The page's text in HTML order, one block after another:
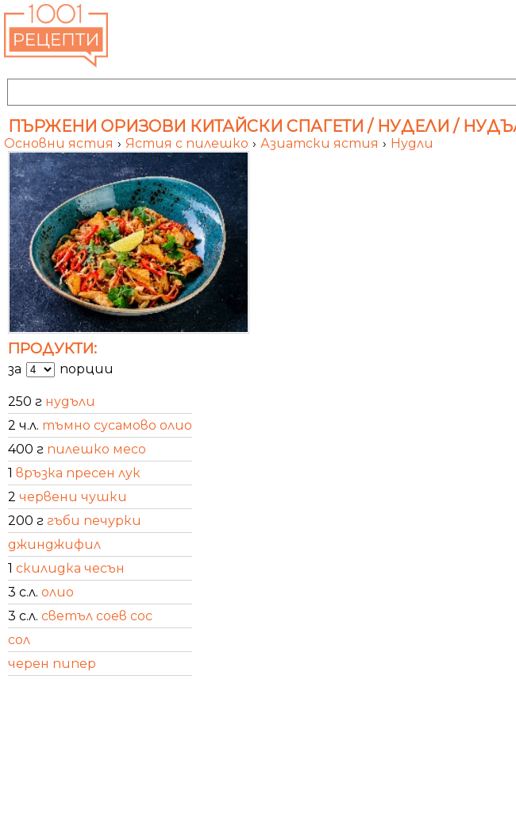
ПЪРЖЕНИ ОРИЗОВИ КИТАЙСКИ СПАГЕТИ / НУДЕЛИ /
Основни ястия › Ястия с пилешко › Азиатски ястия › Нудли
ПРОДУКТИ:
за порции
250 г нудъли
2 ч.л. тъмно сусамово олио
400 г пилешко месо
1 връзка пресен лук
2 червени чушки
200 г гъби печурки
джинджифил
1 скилидка чесън
3 с.л. олио
3 с.л. светъл соев сос
сол
черен пипер